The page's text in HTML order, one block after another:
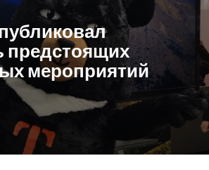
предстоящих
мероприятий